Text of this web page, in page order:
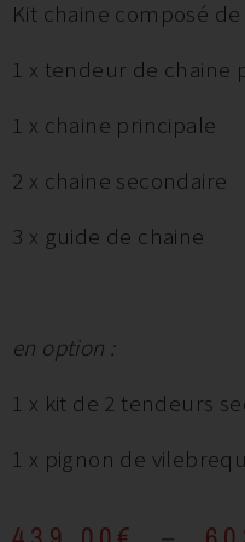
Kit chaine composé de
1 x tendeur de chaine
1 x chaine principale
2 x chaine secondaire
3 x guide de chaine
en option :
1 x kit de 2 tendeurs
1 x pignon de